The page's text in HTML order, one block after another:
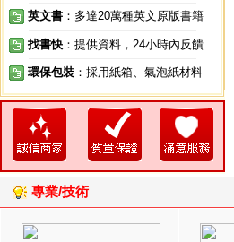
英文書 ：多達20萬種英文原版書籍
找書快 ：提供資料，24小時內反饋
環保包裝 ：採用紙箱、氣泡紙材料
專業/技術